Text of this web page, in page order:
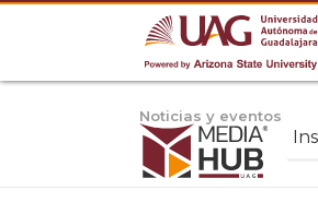
Noticias y eventos